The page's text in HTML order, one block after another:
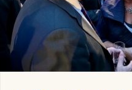
Notre plateforme de
réseautage lors
l’ensemble des activités
globale.
Demander une démo